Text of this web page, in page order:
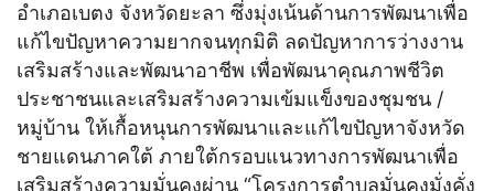
อำเภอเบตง จังหวัดยะลา ซึ่งมุ่งเน้นด้านการพัฒนาเพื่อ
แก้ไขปัญหาความยากจนทุกมิติ ลดปัญหาการว่างงาน
เสริมสร้างและพัฒนาอาชีพ เพื่อพัฒนาคุณภาพชีวิต
ประชาชนและเสริมสร้างความเข้มแข็งของชุมชน /
หมู่บ้าน ให้เกื้อหนุนการพัฒนาและแก้ไขปัญหาจังหวัด
ชายแดนภาคใต้ ภายใต้กรอบแนวทางการพัฒนาเพื่อ
เสริมสร้างความมั่นคงผ่าน “โครงการตำบลมั่นคงมั่งคั่ง